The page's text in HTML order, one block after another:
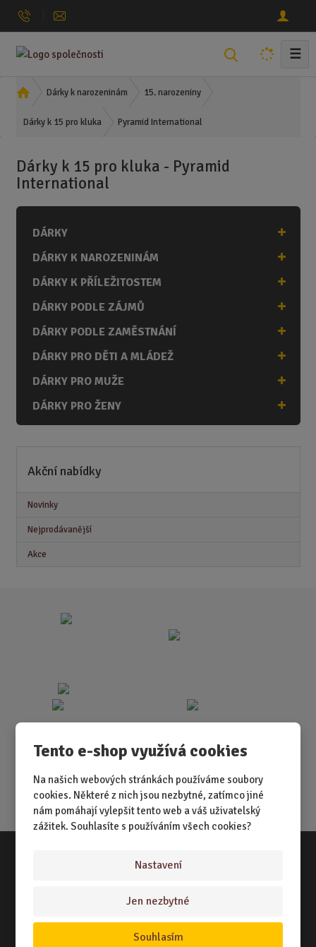
Tento e-shop využívá cookies
Na našich webových stránkách používáme soubory
cookies. Některé z nich jsou nezbytné, zatímco jiné
nám pomáhají vylepšit tento web a váš uživatelský
zážitek. Souhlasíte s používáním všech cookies?
Nastavení
Jen nezbytné
Souhlasím
☰
Ú
o
í
s
a
a
Dárky k narozeninám 15. narozeniny
Dárky k 15 pro kluka Pyramid International
Dárky k 15 pro kluka - Pyramid
International
DÁRKY
DÁRKY K NAROZENINÁM
DÁRKY K PŘÍLEŽITOSTEM
DÁRKY PODLE ZÁJMŮ
DÁRKY PODLE ZAMĚSTNÁNÍ
DÁRKY PRO DĚTI A MLÁDEŽ
DÁRKY PRO MUŽE
DÁRKY PRO ŽENY
Akční nabídky
Novinky
Nejprodávanější
Akce
NÁKUPNÍ RÁDCE
TERMÍNY ODESLÁNÍ ZBOŽÍ